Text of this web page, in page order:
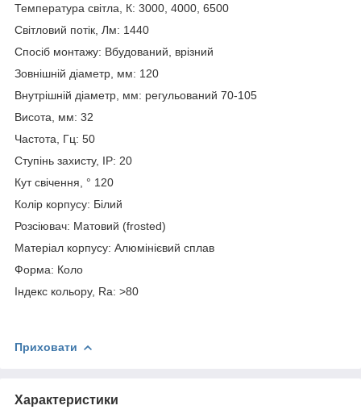
Температура світла, К: 3000, 4000, 6500
Світловий потік, Лм: 1440
Спосіб монтажу: Вбудований, врізний
Зовнішній діаметр, мм: 120
Внутрішній діаметр, мм: регульований 70-105
Висота, мм: 32
Частота, Гц: 50
Ступінь захисту, IP: 20
Кут свічення, ° 120
Колір корпусу: Білий
Розсіювач: Матовий (frosted)
Матеріал корпусу: Алюмінієвий сплав
Форма: Коло
Індекс кольору, Ra: >80
Приховати
Характеристики